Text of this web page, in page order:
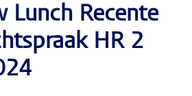
Lunch Recente
HR 2